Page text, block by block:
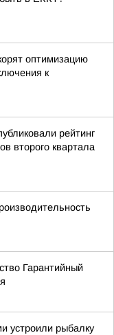
оптимизацию
к
рейтинг
второго квартала
Гарантийный
устроили рыбалку